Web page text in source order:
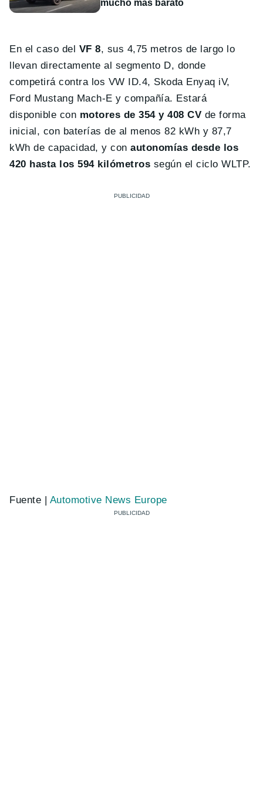
mucho más barato
En el caso del VF 8, sus 4,75 metros de largo lo
llevan directamente al segmento D, donde
competirá contra los VW ID.4, Skoda Enyaq iV,
Ford Mustang Mach-E y compañía. Estará
disponible con motores de 354 y 408 CV de forma
inicial, con baterías de al menos 82 kWh y 87,7
kWh de capacidad, y conautonomías desde los
420 hasta los 594 kilómetros según el ciclo WLTP.
Fuente | Automotive News Europe